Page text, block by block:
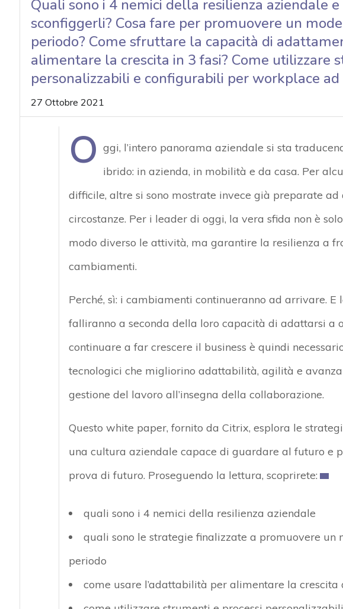
Quali sono i 4 nemici della resilienza aziendale
sconfiggerli? Cosa fare per promuovere un
periodo? Come sfruttare la capacità di
alimentare la crescita in 3 fasi? Come utilizzare
personalizzabili e configurabili per workplace
27 Ottobre 2021
O ggi, l’intero panorama aziendale si sta
ibrido: in azienda, in mobilità e da casa. Per
difficile, altre si sono mostrate invece già preparate
circostanze. Per i leader di oggi, la vera sfida non è
modo diverso le attività, ma garantire la resilienza a
cambiamenti.
Perché, sì: i cambiamenti continueranno ad arrivare. E
falliranno a seconda della loro capacità di adattarsi a
continuare a far crescere il business è quindi
tecnologici che migliorino adattabilità, agilità e
gestione del lavoro all’insegna della collaborazione.
Questo white paper, fornito da Citrix, esplora le
una cultura aziendale capace di guardare al futuro e
prova di futuro. Proseguendo la lettura, scoprirete:
quali sono i 4 nemici della resilienza aziendale
quali sono le strategie finalizzate a promuovere un
periodo
come usare l’adattabilità per alimentare la crescita